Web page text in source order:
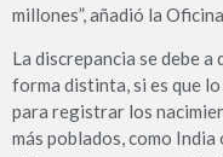
millones”, añadió la
La discrepancia se debe
forma distinta, si es que
para registrar los
más poblados, como India